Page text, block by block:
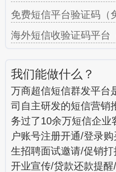
免费短信平台验证码（
海外短信收验证码平台
我们能做什么？
万商超信短信群发平台
司自主研发的短信营销
务过了10余万短信企业
户账号注册开通/登录
生招聘面试邀请/促销
开业宣传/贷款还款提